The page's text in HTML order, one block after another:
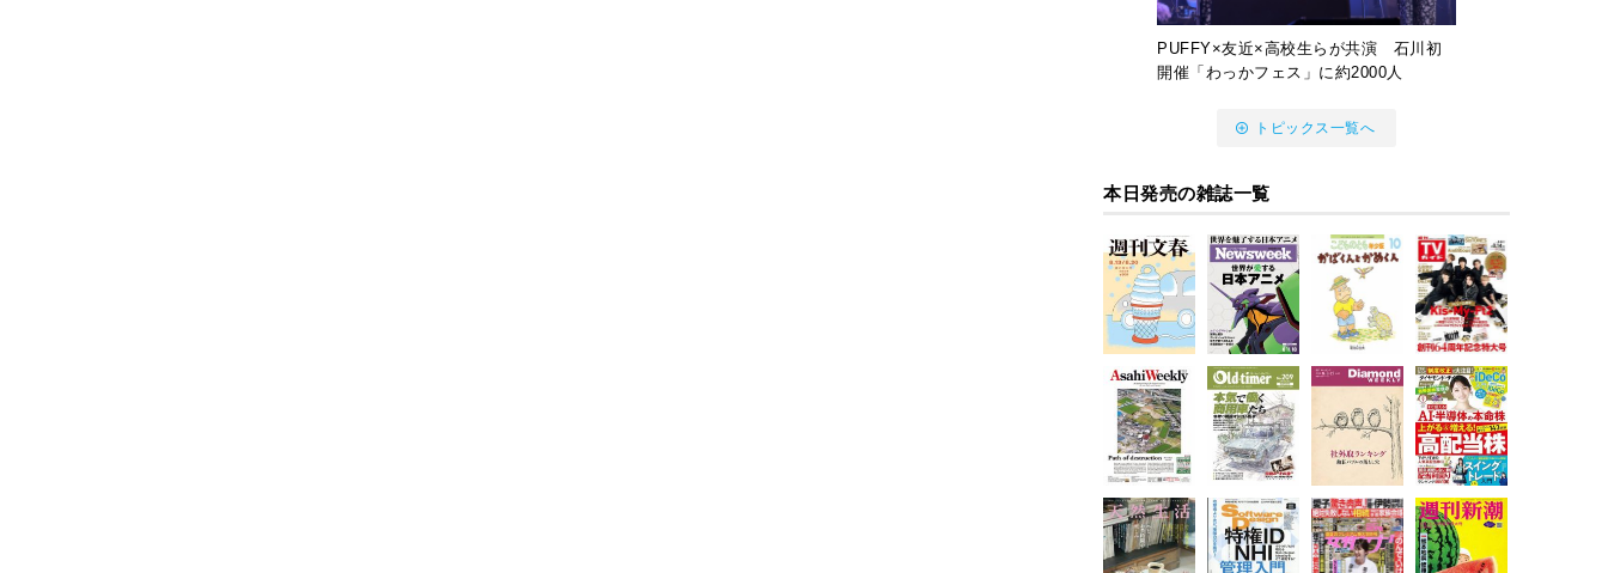
PUFFY×友近×高校生らが共演 石川初
開催「わっかフェス」に約2000人
トピックス一覧へ
本日発売の雑誌一覧